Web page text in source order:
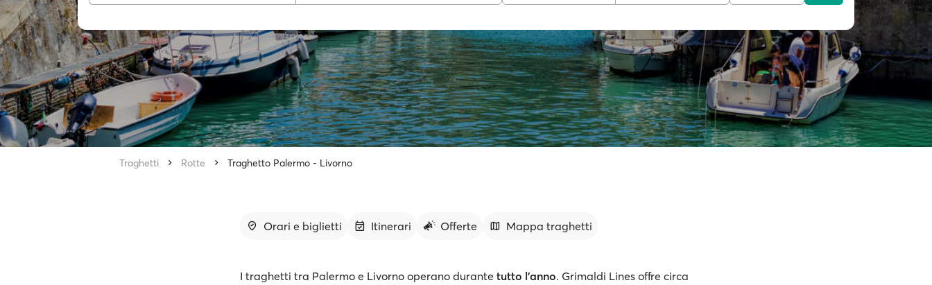
Traghetti Rotte Traghetto Palermo - Livorno
Orari e biglietti Itinerari Offerte Mappa traghetti
I traghetti tra Palermo e Livorno operano durante tutto l’anno. Grimaldi Lines offre circa